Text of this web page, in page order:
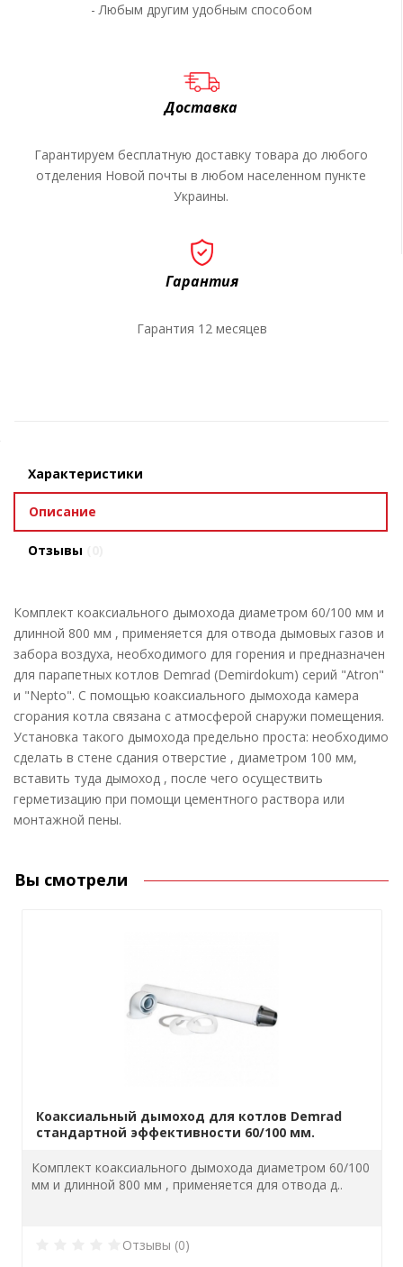
- Любым другим удобным способом
Доставка
Гарантируем бесплатную доставку товара до любого
отделения Новой почты в любом населенном пункте
Украины.
Гарантия
Гарантия 12 месяцев
Характеристики
Описание
Отзывы
Комплект коаксиального дымохода диаметром 60/100 мм и
длинной 800 мм , применяется для отвода дымовых газов и
забора воздуха, необходимого для горения и предназначен
для парапетных котлов Demrad (Demirdokum) серий "Atron"
и "Nepto". С помощью коаксиального дымохода камера
сгорания котла связана с атмосферой снаружи помещения.
Установка такого дымохода предельно проста: необходимо
сделать в стене сдания отверстие , диаметром 100 мм,
вставить туда дымоход , после чего осуществить
герметизацию при помощи цементного раствора или
монтажной пены.
Вы смотрели
Коаксиальный дымоход для котлов Demrad
стандартной эффективности 60/100 мм.
Комплект коаксиального дымохода диаметром 60/100
мм и длинной 800 мм , применяется для отвода д..
Отзывы (0)